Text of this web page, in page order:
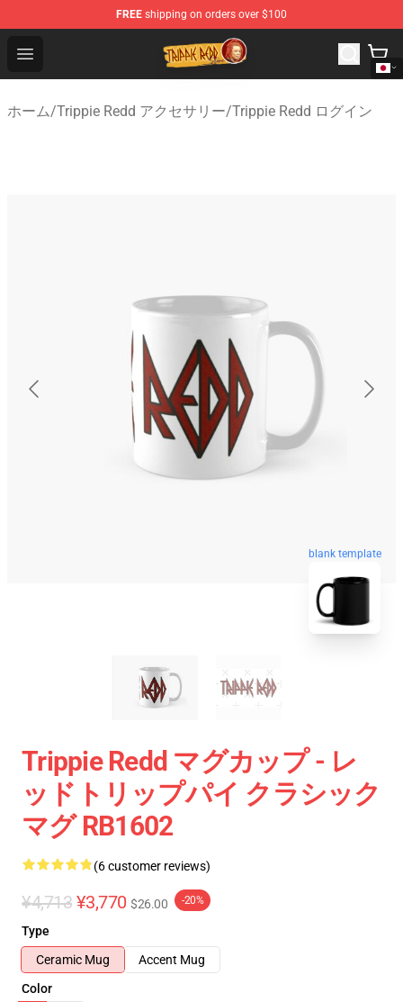
FREE shipping on orders over $100
Open menu
Trippie Redd Store - Official Trippie Redd Merchandise
ホーム/Trippie Redd アクセサリー/Trippie Redd ログイン
blank template
Trippie Redd マグカップ - レ
ッドトリップパイ クラシック
マグ RB1602
(6 customer reviews)
¥4,713 ¥3,770 $26.00 -20%
Type
Ceramic Mug
Accent Mug
Color